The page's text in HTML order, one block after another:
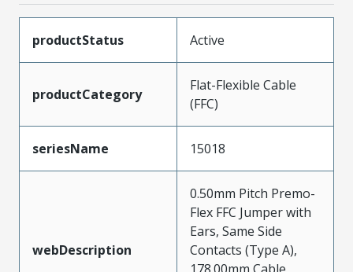
productStatus Active
productCategory
Flat-Flexible Cable
(FFC)
seriesName 15018
webDescription
0.50mm Pitch Premo-
Flex FFC Jumper with
Ears, Same Side
Contacts (Type A),